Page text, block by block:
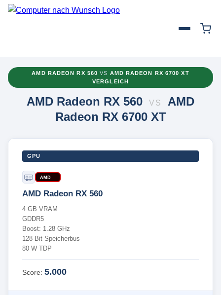
AMD RADEON RX 560VS AMD RADEON RX 6700 XT
VERGLEICH
AMD Radeon RX 560 VS
AMD
Radeon RX 6700 XT
GPU
AMD
AMD Radeon RX 560
4 GB VRAM
GDDR5
Boost: 1.28 GHz
128 Bit Speicherbus
80 W TDP
Score: 5.000